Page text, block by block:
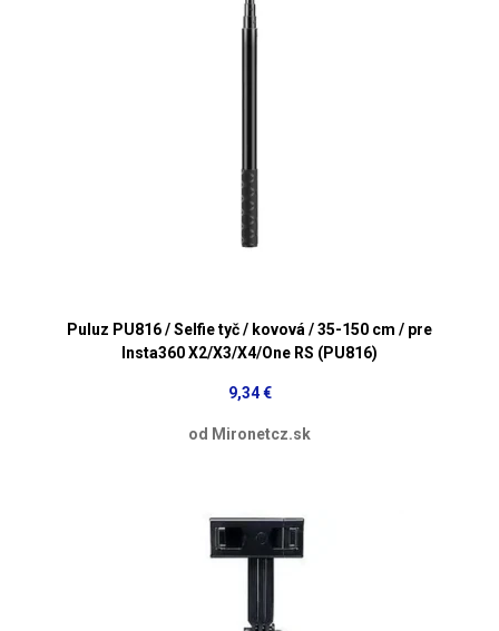
Puluz PU816 / Selfie tyč / kovová / 35-150 cm / pre
Insta360 X2/X3/X4/One RS (PU816)
9,34 €
od Mironetcz.sk